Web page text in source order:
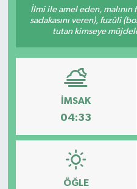
İlmi ile amel eden, malının
sadakasını veren), fuzûlî
tutan kimseye
İMSAK
04:33
ÖĞLE